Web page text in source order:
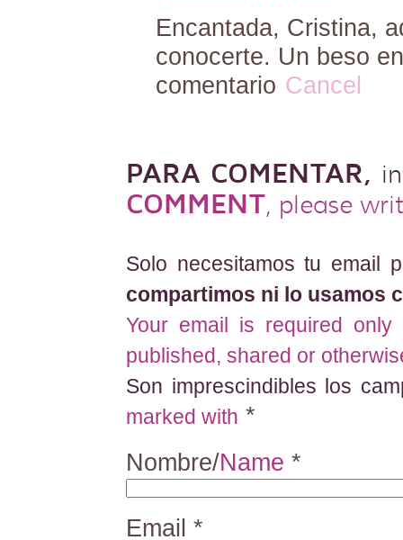
Encantada, Cristina,
conocerte. Un beso
comentario Cancel
PARA COMENTAR,
COMMENT, please
Solo necesitamos tu email
compartimos ni lo usamos
Your email is required
published, shared or
Son imprescindibles los
marked with *
Nombre/Name *
Email *